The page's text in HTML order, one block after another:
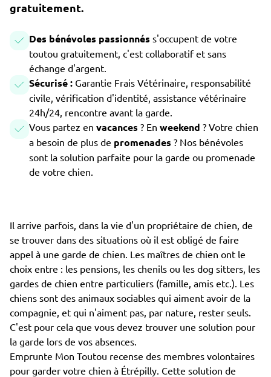
gratuitement.
Des bénévoles passionnés s'occupent de votre
toutou gratuitement, c'est collaboratif et sans
échange d'argent.
Sécurisé : Garantie Frais Vétérinaire, responsabilité
civile, vérification d'identité, assistance vétérinaire
24h/24, rencontre avant la garde.
Vous partez en vacances ? En weekend ? Votre chien
a besoin de plus de promenades ? Nos bénévoles
sont la solution parfaite pour la garde ou promenade
de votre chien.
Il arrive parfois, dans la vie d'un propriétaire de chien, de
se trouver dans des situations où il est obligé de faire
appel à une garde de chien. Les maîtres de chien ont le
choix entre : les pensions, les chenils ou les dog sitters, les
gardes de chien entre particuliers (famille, amis etc.). Les
chiens sont des animaux sociables qui aiment avoir de la
compagnie, et qui n'aiment pas, par nature, rester seuls.
C'est pour cela que vous devez trouver une solution pour
la garde lors de vos absences.
Emprunte Mon Toutou recense des membres volontaires
pour garder votre chien à Étrépilly. Cette solution de